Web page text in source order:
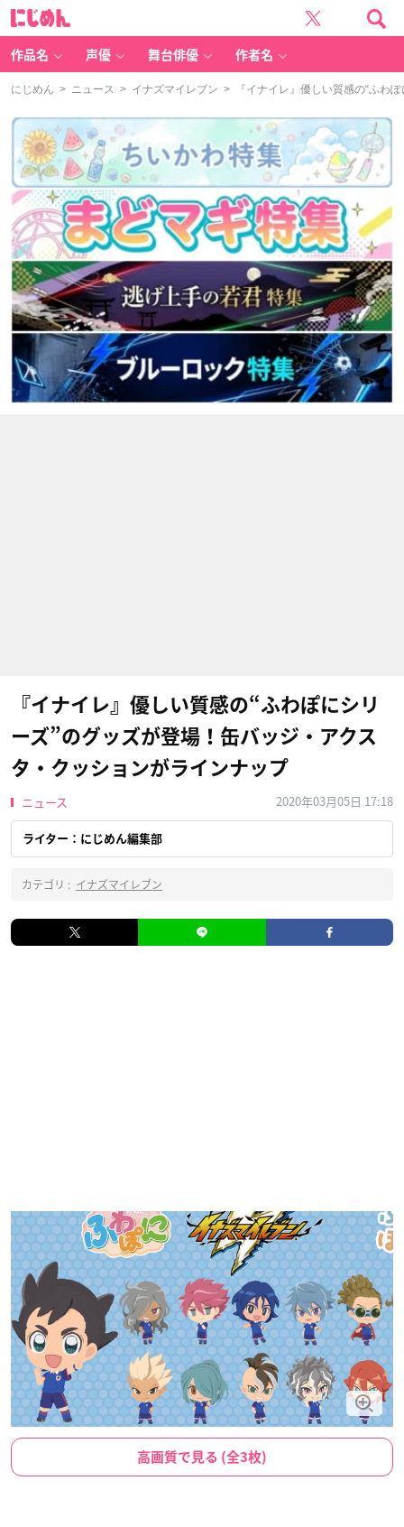
作品名 声優 舞台俳優 作者名
にじめん > ニュース > イナズマイレブン > 『イナイレ』優しい質感の“ふわ
『イナイレ』優しい質感の“ふわぽにシリ
ーズ”のグッズが登場！缶バッジ・アクス
タ・クッションがラインナップ
ニュース 2020年03月05日 17:18
ライター：にじめん編集部
カテゴリ : イナズマイレブン
高画質で見る (全3枚)